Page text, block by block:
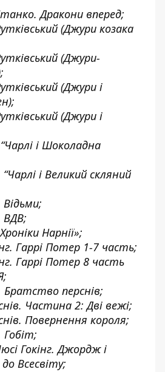
Дракони вперед;
(Джури козака
(Джури-
(Джури і
(Джури і
і Шоколадна
і Великий скляний
ВДВ;
Нарнії»;
Гаррі Потер 1-7 часть;
Гаррі Потер 8 часть
Братство перснів;
Частина 2: Дві вежі;
Повернення короля;
Гобіт;
Гокінг. Джордж і
Всесвіту;